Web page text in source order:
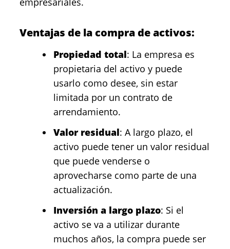
Ventajas de la compra de activos:
Propiedad total: La empresa es
propietaria del activo y puede
usarlo como desee, sin estar
limitada por un contrato de
arrendamiento.
Valor residual: A largo plazo, el
activo puede tener un valor residual
que puede venderse o
aprovecharse como parte de una
actualización.
Inversión a largo plazo: Si el
activo se va a utilizar durante
muchos años, la compra puede ser